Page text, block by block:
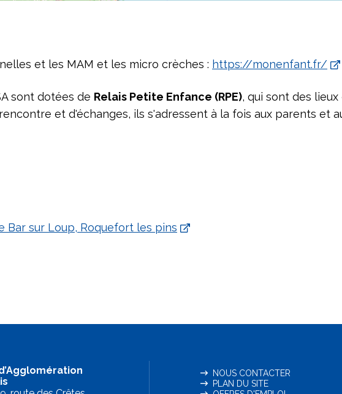
et les MAM et les micro crèches : https://monenfant.fr/
sont dotées de Relais Petite Enfance (RPE), qui sont des
et d'échanges, ils s'adressent à la fois aux parents et
Bar sur Loup, Roquefort les pins
NOUS CONTACTER
PLAN DU SITE